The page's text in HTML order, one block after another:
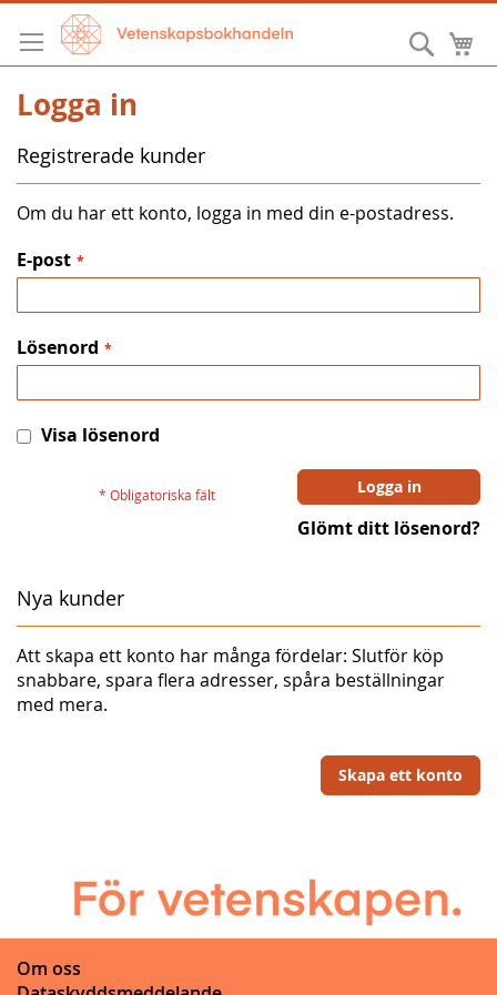
Hoppa
till
innehållet
Sök
Logga in
Registrerade kunder
Om du har ett konto, logga in med din e-postadress.
E-post
Lösenord
Visa lösenord
Logga in
Glömt ditt lösenord?
Nya kunder
Att skapa ett konto har många fördelar: Slutför köp
snabbare, spara flera adresser, spåra beställningar
med mera.
Skapa ett konto
Om oss